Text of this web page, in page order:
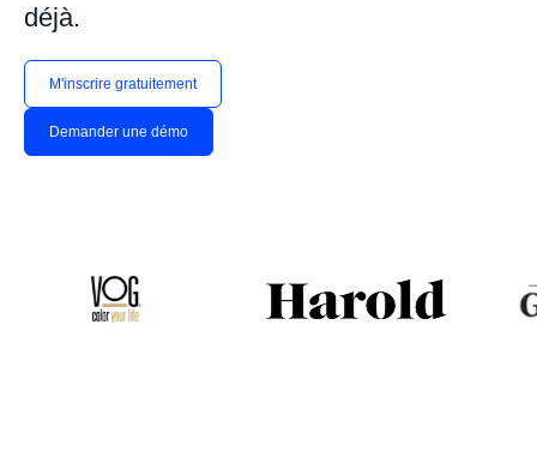
déjà.
M'inscrire gratuitement
Demander une démo